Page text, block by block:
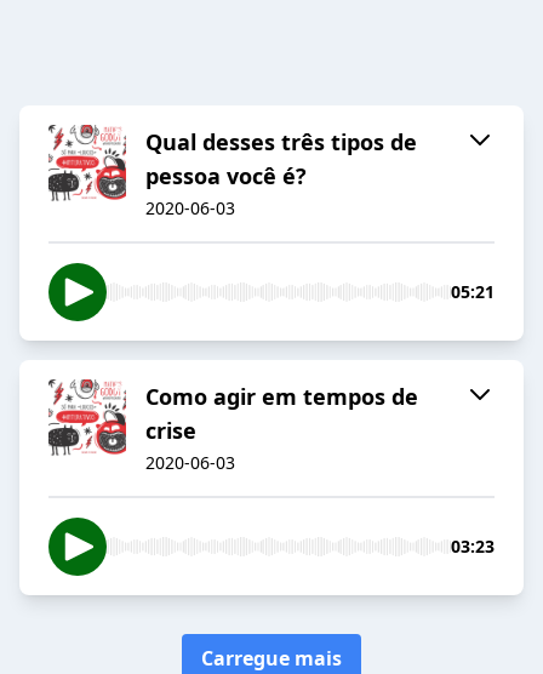
Qual desses três tipos de
pessoa você é?
2020-06-03
05:21
Como agir em tempos de
crise
2020-06-03
03:23
Carregue mais